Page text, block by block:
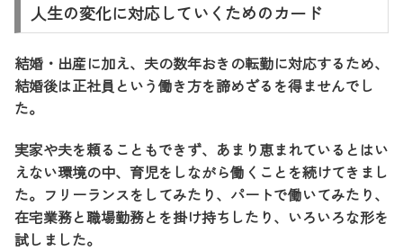
人生の変化に対応していくためのカード
結婚・出産に加え、夫の数年おきの転勤に対応するため、
結婚後は正社員という働き方を諦めざるを得ませんでし
た。
実家や夫を頼ることもできず、あまり恵まれているとはい
えない環境の中、育児をしながら働くことを続けてきまし
た。フリーランスをしてみたり、パートで働いてみたり、
在宅業務と職場勤務とを掛け持ちしたり、いろいろな形を
試しました。